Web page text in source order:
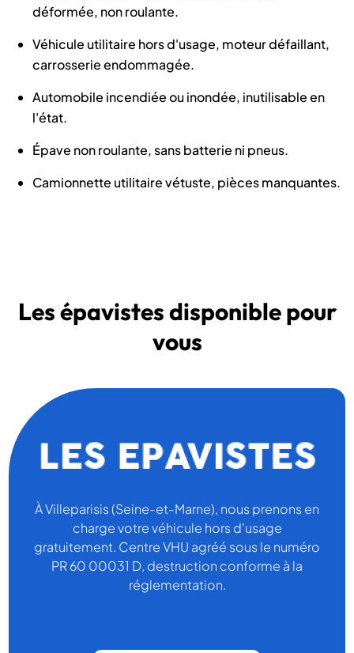
déformée, non roulante.
Véhicule utilitaire hors d'usage, moteur défaillant,
carrosserie endommagée.
Automobile incendiée ou inondée, inutilisable en
l'état.
Épave non roulante, sans batterie ni pneus.
Camionnette utilitaire vétuste, pièces manquantes.
Les épavistes disponible pour
vous
À Villeparisis (Seine-et-Marne), nous prenons en
charge votre véhicule hors d'usage
gratuitement. Centre VHU agréé sous le numéro
PR 60 00031 D, destruction conforme à la
réglementation.